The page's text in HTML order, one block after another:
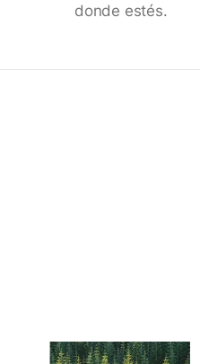
donde estés.